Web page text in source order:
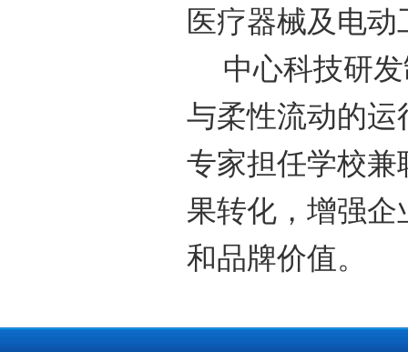
医疗器械及电
中心科技研发
与柔性流动的运
专家担任学校兼
果转化，增强
和品牌价值。